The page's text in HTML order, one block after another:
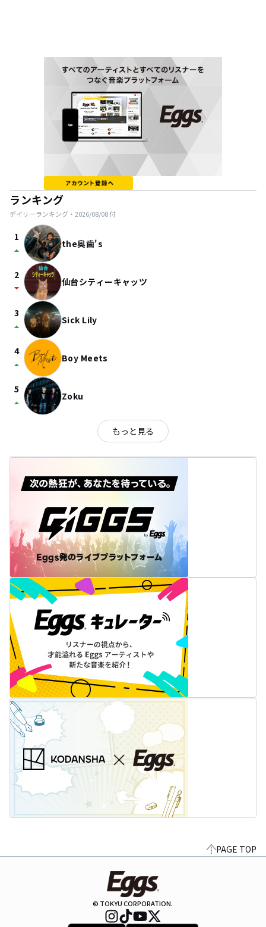
ランキング
デイリーランキング・ 2026/08/08付
1
arrow_drop_up the奥歯's
2
arrow_drop_down 仙台シティーキャッツ
3
arrow_drop_up Sick Lily
4
arrow_drop_up Boy Meets
5
arrow_drop_up Zoku
もっと見る
PAGE TOP
© TOKYU CORPORATION.